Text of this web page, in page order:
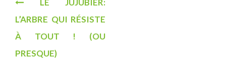
LE JUJUBIER:
L’ARBRE QUI RÉSISTE
À TOUT ! (OU
PRESQUE)